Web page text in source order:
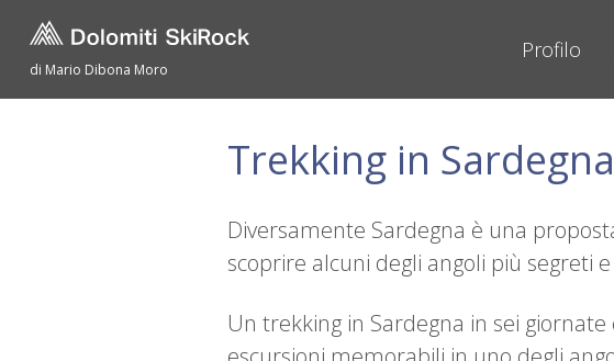
di Mario Dibona Moro
Profilo
Trekking in
Diversamente Sardegna è una
scoprire alcuni degli angoli più segreti
Un trekking in Sardegna in sei